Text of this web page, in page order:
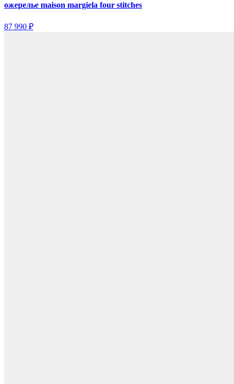
ожерелье maison margiela four stitches
87 990 ₽